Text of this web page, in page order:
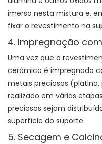
imerso nesta mistura e,
fixar o revestimento na
4. Impregnação
Uma vez que o
cerâmico é impregnado
metais preciosos (platina,
realizado em várias
preciosos sejam
superfície do suporte.
5. Secagem e